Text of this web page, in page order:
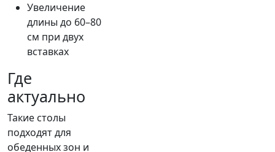
Увеличение
длины до 60–80
см при двух
вставках
Где
актуально
Такие столы
подходят для
обеденных зон и